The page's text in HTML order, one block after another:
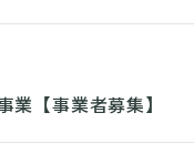
【事業者募集】